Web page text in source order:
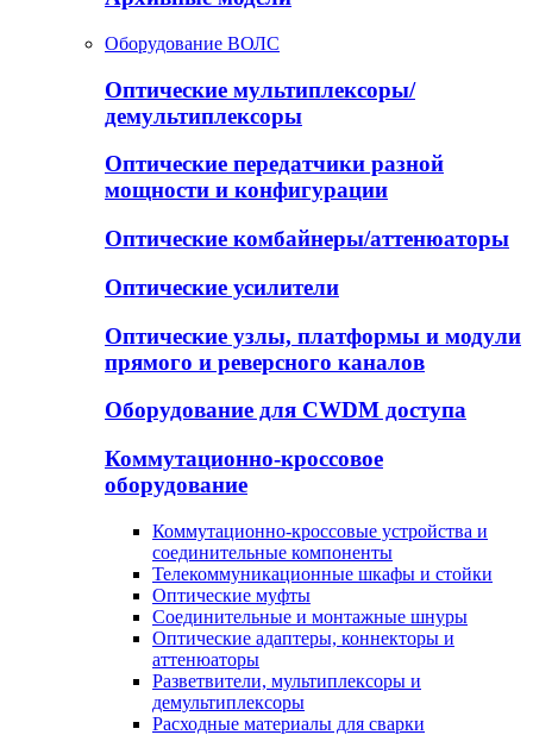
Оборудование ВОЛС
Оптические мультиплексоры/
демультиплексоры
Оптические передатчики разной
мощности и конфигурации
Оптические комбайнеры/аттенюаторы
Оптические усилители
Оптические узлы, платформы и модули
прямого и реверсного каналов
Оборудование для CWDM доступа
Коммутационно-кроссовое
оборудование
Коммутационно-кроссовые устройства и
соединительные компоненты
Телекоммуникационные шкафы и стойки
Оптические муфты
Соединительные и монтажные шнуры
Оптические адаптеры, коннекторы и
аттенюаторы
Разветвители, мультиплексоры и
демультиплексоры
Расходные материалы для сварки